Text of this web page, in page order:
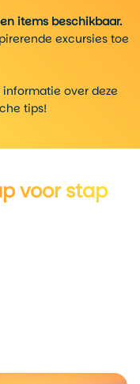
items beschikbaar.
excursies toe
over deze
tips!
voor stap